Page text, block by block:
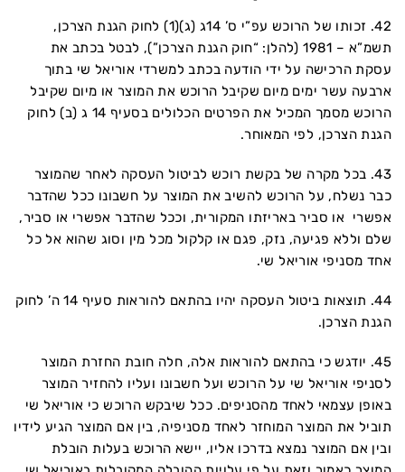
42. זכותו של הרוכש עפ”י ס’ 14ג (ג)(1) לחוק הגנת הצרכן,
תשמ”א – 1981 (להלן: “חוק הגנת הצרכן”), לבטל בכתב את
עסקת הרכישה על ידי הודעה בכתב למשרדי אוריאל שי בתוך
ארבעה עשר ימים מיום שקיבל הרוכש את המוצר או מיום שקיבל
הרוכש מסמך המכיל את הפרטים הכלולים בסעיף 14 ג (ב) לחוק
הגנת הצרכן, לפי המאוחר.
43. בכל מקרה של בקשת רוכש לביטול העסקה לאחר שהמוצר
כבר נשלח, על הרוכש להשיב את המוצר על חשבונו ככל שהדבר
אפשרי או סביר באריזתו המקורית, וככל שהדבר אפשרי או סביר,
שלם וללא פגיעה, נזק, פגם או קלקול מכל מין וסוג שהוא אל כל
אחד מסניפי אוריאל שי.
44. תוצאות ביטול העסקה יהיו בהתאם להוראות סעיף 14 ה’ לחוק
הגנת הצרכן.
45. יודגש כי בהתאם להוראות אלה, חלה חובת החזרת המוצר
לסניפי אוריאל שי על הרוכש ועל חשבונו ועליו להחזיר המוצר
באופן עצמאי לאחד מהסניפים. ככל שיבקש הרוכש כי אוריאל שי
תוביל את המוצר המוחזר לאחד מסניפיה, בין אם המוצר הגיע לידיו
ובין אם המוצר נמצא בדרכו אליו, יישא הרוכש בעלות הובלת